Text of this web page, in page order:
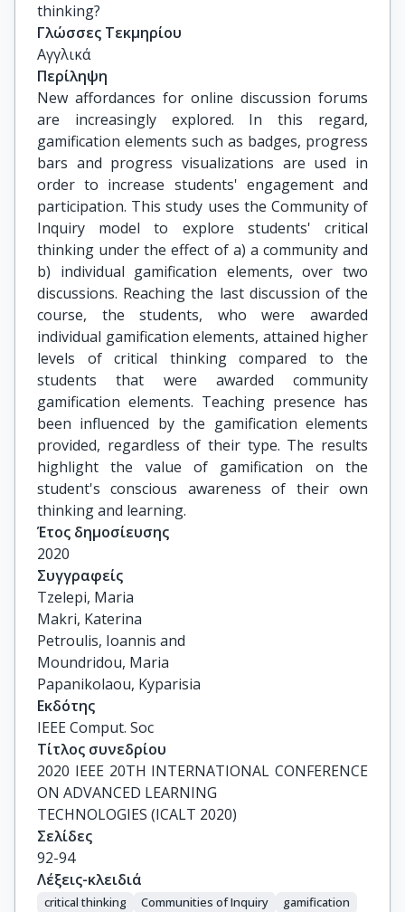
thinking?
Γλώσσες Τεκμηρίου
Αγγλικά
Περίληψη
New affordances for online discussion forums
are increasingly explored. In this regard,
gamification elements such as badges, progress
bars and progress visualizations are used in
order to increase students' engagement and
participation. This study uses the Community of
Inquiry model to explore students' critical
thinking under the effect of a) a community and
b) individual gamification elements, over two
discussions. Reaching the last discussion of the
course, the students, who were awarded
individual gamification elements, attained higher
levels of critical thinking compared to the
students that were awarded community
gamification elements. Teaching presence has
been influenced by the gamification elements
provided, regardless of their type. The results
highlight the value of gamification on the
student's conscious awareness of their own
thinking and learning.
Έτος δημοσίευσης
2020
Συγγραφείς
Tzelepi, Maria
Makri, Katerina
Petroulis, Ioannis and
Moundridou, Maria
Papanikolaou, Kyparisia
Εκδότης
IEEE Comput. Soc
Τίτλος συνεδρίου
2020 IEEE 20TH INTERNATIONAL CONFERENCE
ON ADVANCED LEARNING
TECHNOLOGIES (ICALT 2020)
Σελίδες
92-94
Λέξεις-κλειδιά
critical thinking Communities of Inquiry
gamification